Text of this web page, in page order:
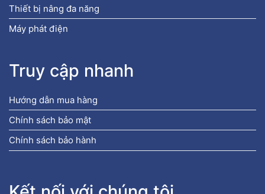
Thiết bị nâng đa năng
Máy phát điện
Truy cập nhanh
Hướng dẫn mua hàng
Chính sách bảo mật
Chính sách bảo hành